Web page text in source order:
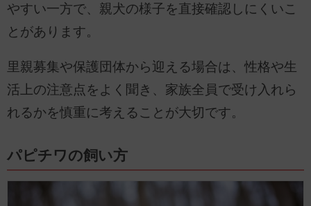
やすい一方で、親犬の様子を直接確認しにくいこ
とがあります。
里親募集や保護団体から迎える場合は、性格や生
活上の注意点をよく聞き、家族全員で受け入れら
れるかを慎重に考えることが大切です。
パピチワの飼い方